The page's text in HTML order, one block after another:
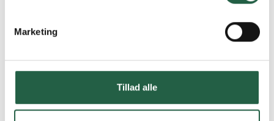
Marketing
Tillad alle
Hvilken taghældning bør man have?
Kan man gå på kanalplasttaget?